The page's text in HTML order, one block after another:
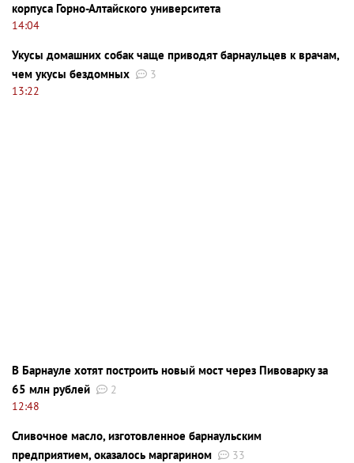
корпуса Горно-Алтайского университета
14:04
Укусы домашних собак чаще приводят барнаульцев к врачам,
чем укусы бездомных
3
13:22
В Барнауле хотят построить новый мост через Пивоварку за
65 млн рублей
2
12:48
Сливочное масло, изготовленное барнаульским
предприятием, оказалось маргарином
33